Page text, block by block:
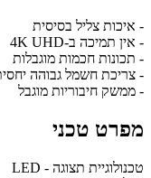
- איכות צליל בסיסית
- אין תמיכה ב-4K UHD
- תכונות חכמות מוגבלות
- צריכת חשמל גבוהה
- ממשק חיבוריות מוגבל
מפרט טכני
טכנולוגיית תצוגה - LED